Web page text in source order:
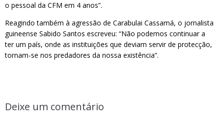
o pessoal da CFM em 4 anos”.
Reagindo também à agressão de Carabulai Cassamá, o jornalista
guineense Sabido Santos escreveu: “Não podemos continuar a
ter um país, onde as instituições que deviam servir de protecção,
tornam-se nos predadores da nossa existência”.
Deixe um comentário